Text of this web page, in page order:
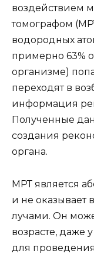
воздействием
томографом
водородных
примерно 63%
организме)
переходят в
информация
Полученные
создания
органа.
МРТ является
и не оказывает
лучами. Он
возрасте, даже
для